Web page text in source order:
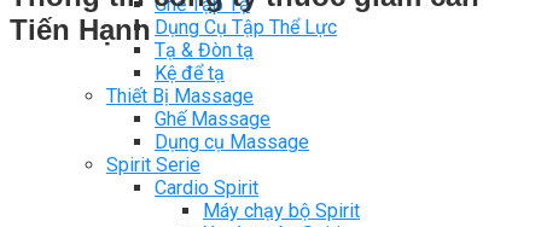
Dụng Cụ Tập Thể Lực
Tạ & Đòn tạ
Kệ để tạ
Thiết Bị Massage
Ghế Massage
Dụng cụ Massage
Spirit Serie
Cardio Spirit
Máy chạy bộ Spirit
Tiến Hạnh